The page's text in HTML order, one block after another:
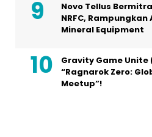
Novo Tellus
NRFC, Rampungkan
Mineral Equipment
Gravity Game Unite
“Ragnarok Zero:
Meetup”!